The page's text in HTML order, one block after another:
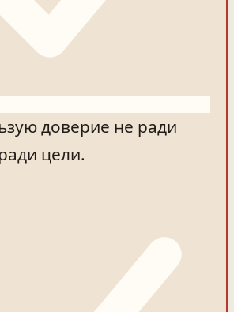
доверие не ради
цели.